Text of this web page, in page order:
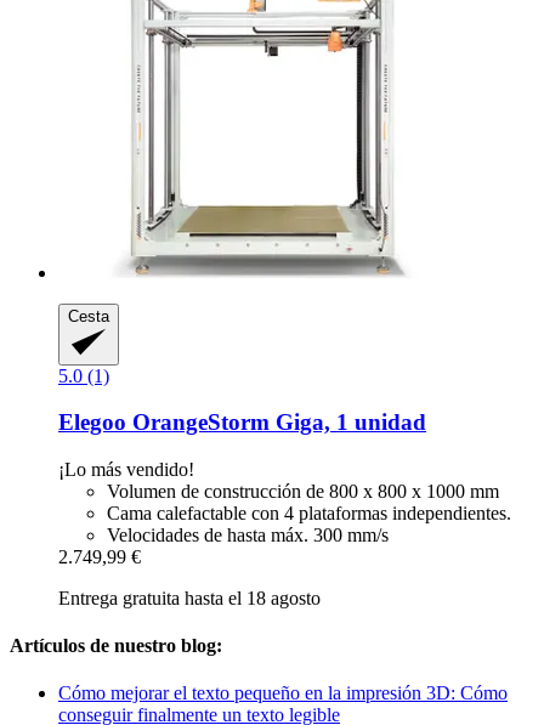
Cesta
5.0 (1)
Elegoo OrangeStorm Giga, 1 unidad
¡Lo más vendido!
Volumen de construcción de 800 x 800 x 1000 mm
Cama calefactable con 4 plataformas independientes.
Velocidades de hasta máx. 300 mm/s
2.749,99 €
Entrega gratuita hasta el 18 agosto
Artículos de nuestro blog:
Cómo mejorar el texto pequeño en la impresión 3D: Cómo
conseguir finalmente un texto legible